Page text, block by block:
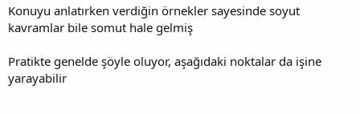
Konuyu anlatırken verdiğin örnekler sayesinde soyut
kavramlar bile somut hale gelmiş
Pratikte genelde şöyle oluyor, aşağıdaki noktalar da işine
yarayabilir